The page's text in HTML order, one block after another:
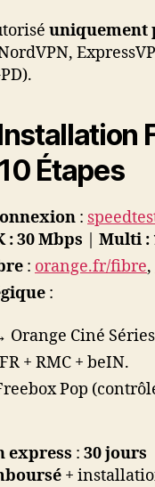
uniquement
Étapes
:
: 30 Mbps Multi :
: orange.fr/fibre,
:
Orange Ciné
+ RMC + beIN.
Pop
express : 30 jours
+